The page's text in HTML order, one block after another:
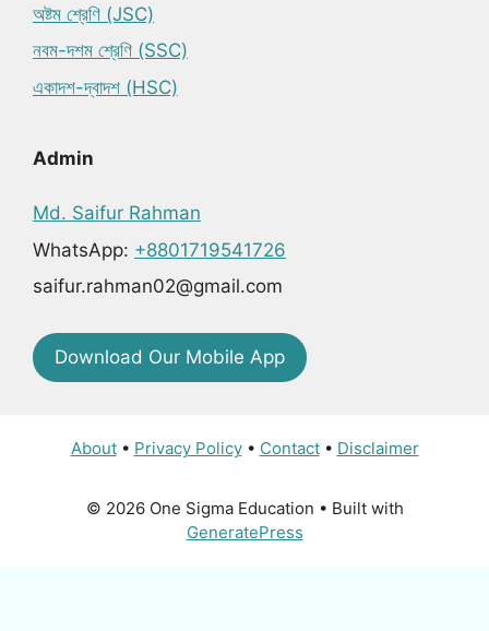
অষ্টম শ্রেণি (JSC)
নবম-দশম শ্রেণি (SSC)
একাদশ-দ্বাদশ (HSC)
Admin
Md. Saifur Rahman
WhatsApp: +8801719541726
saifur.rahman02@gmail.com
Download Our Mobile App
About• Privacy Policy• Contact• Disclaimer
© 2026 One Sigma Education • Built with
GeneratePress